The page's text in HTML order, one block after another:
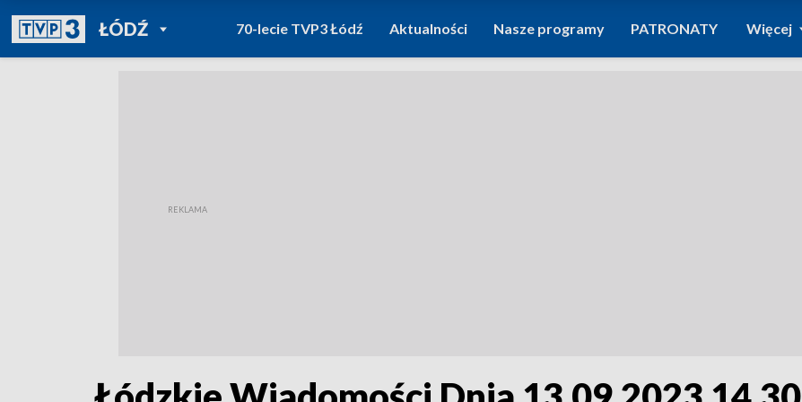
ŁÓDŹPOWRÓT DO
TVP REGIONY
70-lecie TVP3 Łódź Aktualności Nasze programy PATRONATY Więcej